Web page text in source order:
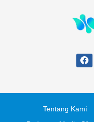
Tentang Kami